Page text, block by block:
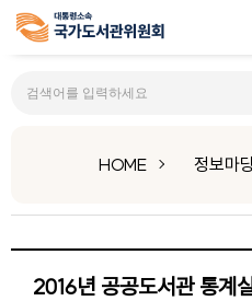
HOME 정보마
2016년 공공도서관 통계